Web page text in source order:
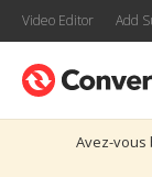
Video Editor Add
Avez-vous